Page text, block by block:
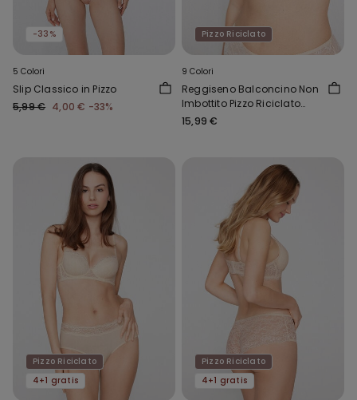
-33%
5 Colori
Slip Classico in Pizzo
5,99 € 4,00 € -33%
Pizzo Riciclato
9 Colori
Reggiseno Balconcino Non
Imbottito Pizzo Riciclato
Paris
15,99 €
Pizzo Riciclato
4+1 gratis
Pizzo Riciclato
4+1 gratis